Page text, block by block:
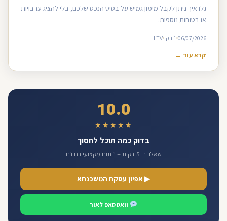
גלו איך ניתן לקבל מימון גמיש על בסיס הנכס שלכם, בלי להציג ערבויות
או בטוחות נוספות.
06/07/2026 1 דק' LTV
קרא עוד ←
10.0
★★★★★
בדוק כמה תוכל לחסוך
שאלון בן 5 דקות + ניתוח מקצועי בחינם
▶ אפיון עסקת המשכנתא
וואטסאפ לאור